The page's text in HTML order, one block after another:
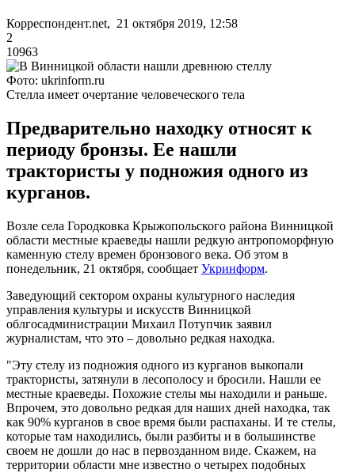
Корреспондент.net, 21 октября 2019, 12:58
2
10963
Фото: ukrinform.ru
Стелла имеет очертание человеческого тела
Предварительно находку относят к
периоду бронзы. Ее нашли
трактористы у подножия одного из
курганов.
Возле села Городковка Крыжопольского района Винницкой
области местные краеведы нашли редкую антропоморфную
каменную стелу времен бронзового века. Об этом в
понедельник, 21 октября, сообщает Укринформ.
Заведующий сектором охраны культурного наследия
управления культуры и искусств Винницкой
облгосадминистрации Михаил Потупчик заявил
журналистам, что это – довольно редкая находка.
"Эту стелу из подножия одного из курганов выкопали
трактористы, затянули в лесополосу и бросили. Нашли ее
местные краеведы. Похожие стелы мы находили и раньше.
Впрочем, это довольно редкая для наших дней находка, так
как 90% курганов в свое время были распаханы. И те стелы,
которые там находились, были разбиты и в большинстве
своем не дошли до нас в первозданном виде. Скажем, на
территории области мне известно о четырех подобных